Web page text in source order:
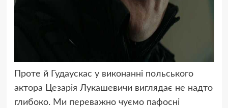
Проте й Гудаускас у виконанні польського
актора Цезарія Лукашевичи виглядає не надто
глибоко. Ми переважно чуємо пафосні